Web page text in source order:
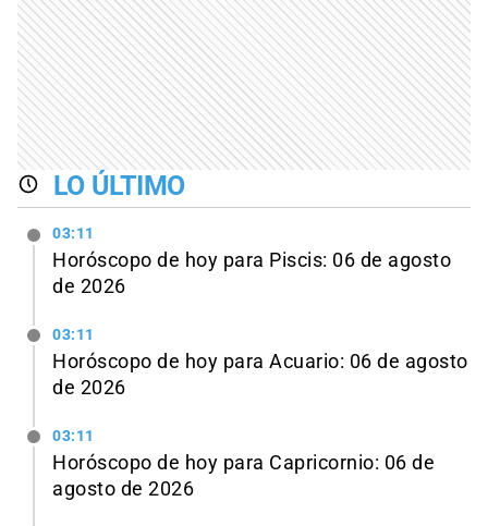
LO ÚLTIMO
03:11
Horóscopo de hoy para Piscis: 06 de agosto
de 2026
03:11
Horóscopo de hoy para Acuario: 06 de agosto
de 2026
03:11
Horóscopo de hoy para Capricornio: 06 de
agosto de 2026